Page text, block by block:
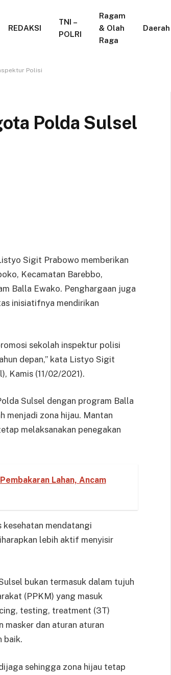
REDAKSI
TNI –
POLRI
Ragam
& Olah
Raga
Daerah
Polisi
Polda Sulsel
Sigit Prabowo memberikan
Kecamatan Barebbo,
Balla Ewako. Penghargaan juga
inisiatifnya mendirikan
sekolah inspektur polisi
depan,” kata Listyo Sigit
Kamis (11/02/2021).
Sulsel dengan program Balla
menjadi zona hijau. Mantan
melaksanakan penegakan
Lahan, Ancam
kesehatan mendatangi
lebih aktif menyisir
bukan termasuk dalam tujuh
(PPKM) yang masuk
testing, treatment (3T)
masker dan aturan aturan
baik.
sehingga zona hijau tetap